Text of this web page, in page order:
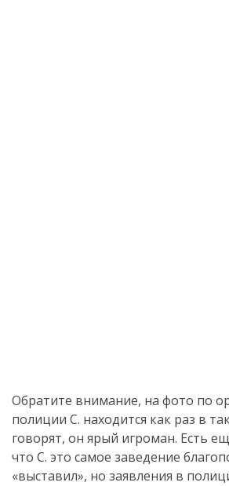
Обратите внимание, на фото по
полиции С. находится как раз в
говорят, он ярый игроман. Есть
что С. это самое заведение
«выставил», но заявления в